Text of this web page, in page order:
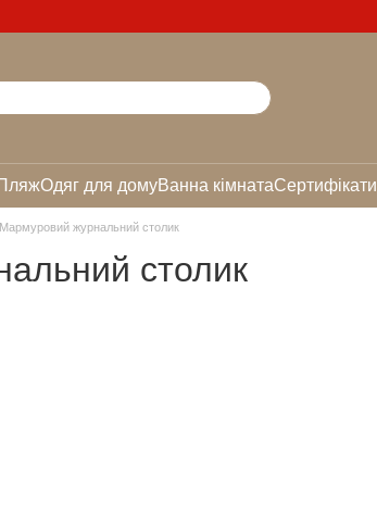
Одяг для домуВанна кімнатаСертифікати
Мармуровий журнальний столик
столик